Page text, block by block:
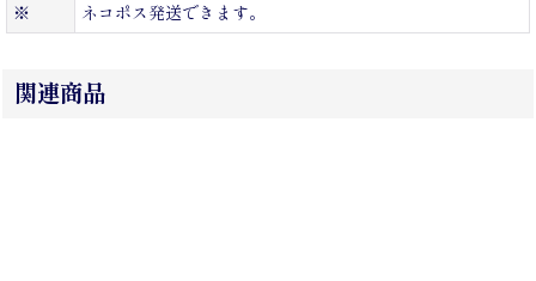
※ ネコポス発送できます。
関連商品